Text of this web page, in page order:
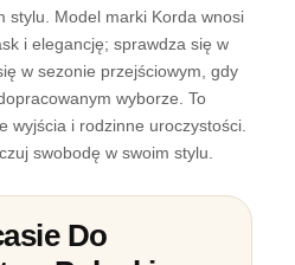
stylu. Model marki Korda wnosi
i elegancję; sprawdza się w
w sezonie przejściowym, gdy
wyborze. To
wyjścia i rodzinne uroczystości.
swobodę w swoim stylu.
Do